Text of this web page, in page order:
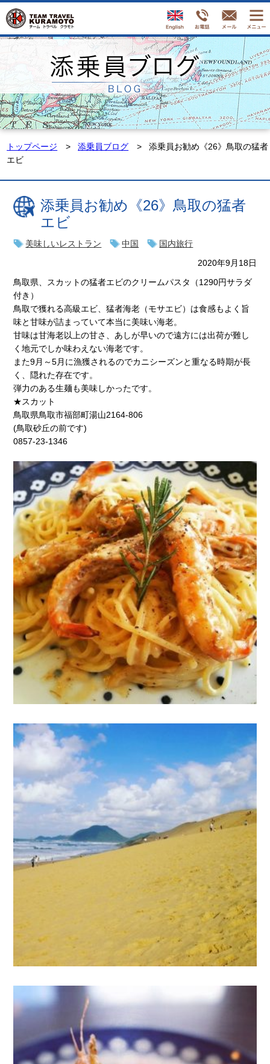
トップページ 添乗員ブログ
添乗員お勧め《26》鳥取の猛者
エビ
添乗員お勧め《26》鳥取の猛者
エビ
美味しいレストラン 中国 国内旅行
2020年9月18日
鳥取県、スカットの猛者エビのクリームパスタ（1290円サラダ
付き）
鳥取で獲れる高級エビ、猛者海老（モサエビ）は食感もよく旨
味と甘味が詰まっていて本当に美味い海老。
甘味は甘海老以上の甘さ、あしが早いので遠方には出荷が難し
く地元でしか味わえない海老です。
また9月～5月に漁獲されるのでカニシーズンと重なる時期が長
く、隠れた存在です。
弾力のある生麺も美味しかったです。
★スカット
鳥取県鳥取市福部町湯山2164-806
(鳥取砂丘の前です)
0857-23-1346